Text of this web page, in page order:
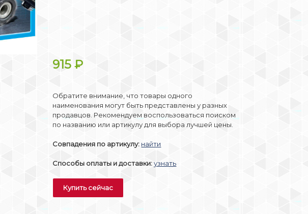
915₽
Обратите внимание, что товары одного
наименования могут быть представлены у разных
продавцов. Рекомендуем воспользоваться поиском
по названию или артикулу для выбора лучшей цены.
Совпадения по артикулу: найти
Способы оплаты и доставки: узнать
Купить сейчас